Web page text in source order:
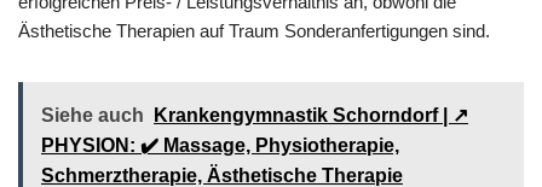
Ästhetische Therapien auf Traum Sonderanfertigungen sind.
Siehe auch
Krankengymnastik Schorndorf | ↗️
PHYSION: ✔️ Massage, Physiotherapie,
Schmerztherapie, Ästhetische Therapie